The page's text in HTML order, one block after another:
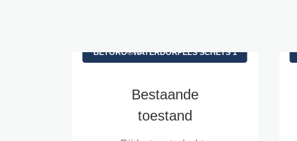
BETORO®WATERDORPELS SCHETS 1
Bestaande
toestand